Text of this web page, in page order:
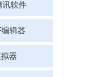
讯软件
编辑器
器